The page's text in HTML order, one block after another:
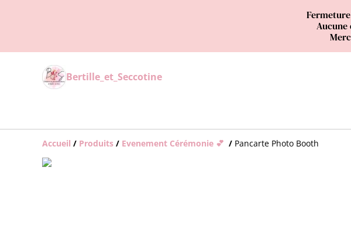
Aucune
Bertille_et_Seccotine
Accueil / Produits / Evenement Cérémonie 💕 / Pancarte Photo Booth